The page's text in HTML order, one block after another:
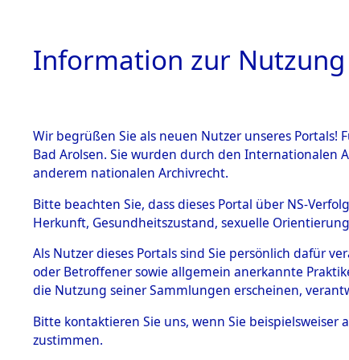
HOME
BESTÄNDE
Inhaftierungsdoku
mente
5. Verschiedenes
Todesmärsche
5.3.1 Alliierte
Listen
→0081
Information zur
Wir begrüßen Sie als neuen Nutzer unseres
Bad Arolsen. Sie wurden durch den Internationalen
anderem nationalen Archivrecht.
Bitte beachten Sie, dass dieses Portal über NS-
Herkunft, Gesundheitszustand, sexuelle
Als Nutzer dieses Portals sind Sie persönlich dafür
oder Betroffener sowie allgemein anerkannte
die Nutzung seiner Sammlungen erscheinen,
Bitte kontaktieren Sie uns, wenn Sie
zustimmen.